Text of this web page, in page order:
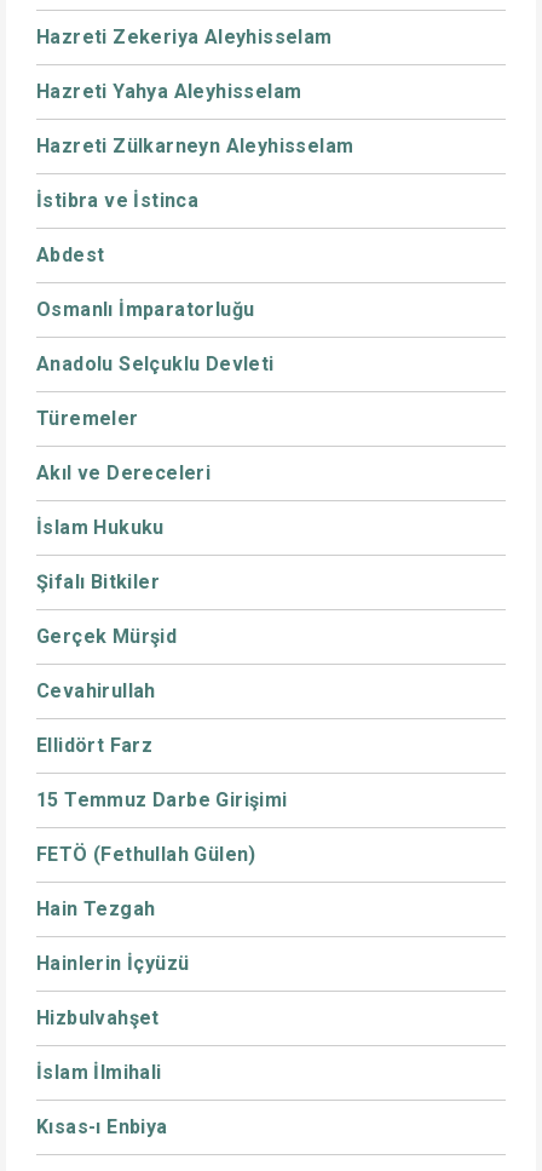
Hazreti Zekeriya Aleyhisselam
Hazreti Yahya Aleyhisselam
Hazreti Zülkarneyn Aleyhisselam
İstibra ve İstinca
Abdest
Osmanlı İmparatorluğu
Anadolu Selçuklu Devleti
Türemeler
Akıl ve Dereceleri
İslam Hukuku
Şifalı Bitkiler
Gerçek Mürşid
Cevahirullah
Ellidört Farz
15 Temmuz Darbe Girişimi
FETÖ (Fethullah Gülen)
Hain Tezgah
Hainlerin İçyüzü
Hizbulvahşet
İslam İlmihali
Kısas-ı Enbiya